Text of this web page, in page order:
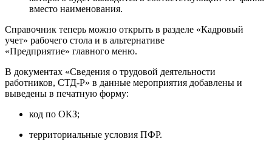
вместо наименования.
Справочник теперь можно открыть в разделе «Кадровый
учет» рабочего стола и в альтернативе
«Предприятие» главного меню.
В документах «Сведения о трудовой деятельности
работников, СТД-Р» в данные мероприятия добавлены и
выведены в печатную форму:
код по ОКЗ;
территориальные условия ПФР.